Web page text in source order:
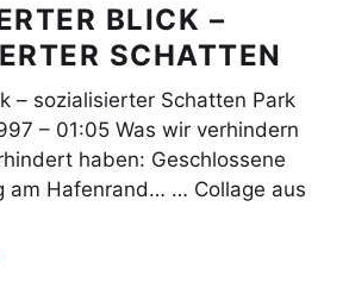
BLICK –
SCHATTEN
– sozialisierter Schatten Park
– 01:05 Was wir verhindern
haben: Geschlossene
am Hafenrand… … Collage aus